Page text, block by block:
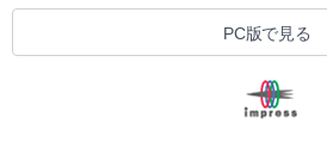
PC版で見る